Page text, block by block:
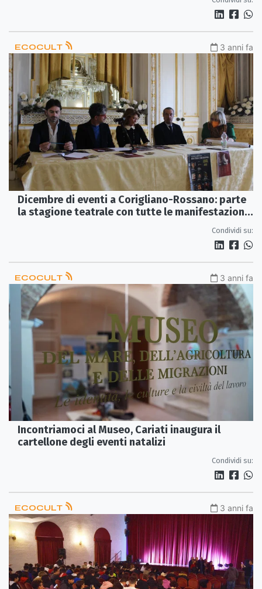
ECOCULT 3 anni fa
Dicembre di eventi a Corigliano-Rossano: parte
la stagione teatrale con tutte le manifestazioni
Condividi su:
ECOCULT 3 anni fa
Incontriamoci al Museo, Cariati inaugura il
cartellone degli eventi natalizi
Condividi su:
ECOCULT 3 anni fa